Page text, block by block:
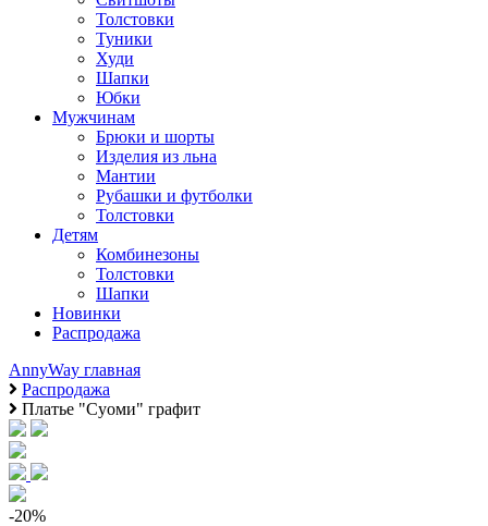
Толстовки
Туники
Худи
Шапки
Юбки
Мужчинам
Брюки и шорты
Изделия из льна
Мантии
Рубашки и футболки
Толстовки
Детям
Комбинезоны
Толстовки
Шапки
Новинки
Распродажа
AnnyWay главная
Распродажа
Платье "Суоми" графит
-20%